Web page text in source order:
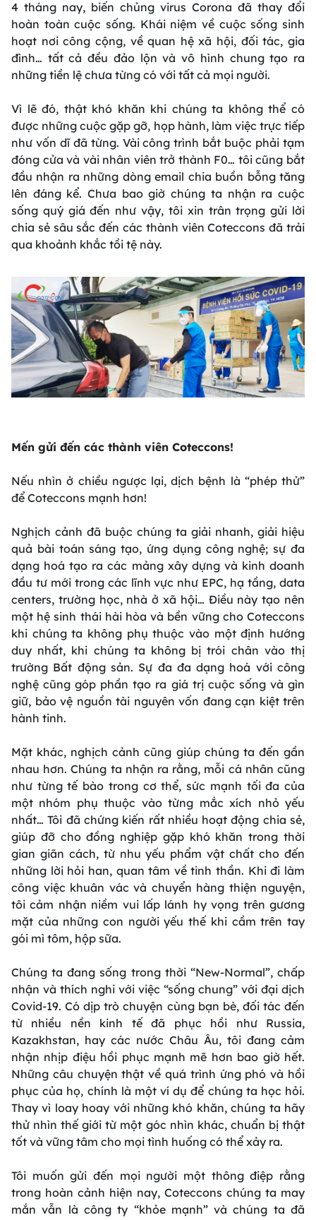
4 tháng nay, biến chủng virus Corona đã thay đổi
hoàn toàn cuộc sống. Khái niệm về cuộc sống sinh
hoạt nơi công cộng, về quan hệ xã hội, đối tác, gia
đình… tất cả đều đảo lộn và vô hình chung tạo ra
những tiền lệ chưa từng có với tất cả mọi người.
Vì lẽ đó, thật khó khăn khi chúng ta không thể có
được những cuộc gặp gỡ, họp hành, làm việc trực tiếp
như vốn dĩ đã từng. Vài công trình bắt buộc phải tạm
đóng cửa và vài nhân viên trở thành F0… tôi cũng bắt
đầu nhận ra những dòng email chia buồn bỗng tăng
lên đáng kể. Chưa bao giờ chúng ta nhận ra cuộc
sống quý giá đến như vậy, tôi xin trân trọng gửi lời
chia sẻ sâu sắc đến các thành viên Coteccons đã trải
qua khoảnh khắc tồi tệ này.
Mến gửi đến các thành viên Coteccons!
Nếu nhìn ở chiều ngược lại, dịch bệnh là “phép thử”
để Coteccons mạnh hơn!
Nghịch cảnh đã buộc chúng ta giải nhanh, giải hiệu
quả bài toán sáng tạo, ứng dụng công nghệ; sự đa
dạng hoá tạo ra các mảng xây dựng và kinh doanh
đầu tư mới trong các lĩnh vực như EPC, hạ tầng, data
centers, trường học, nhà ở xã hội… Điều này tạo nên
một hệ sinh thái hài hòa và bền vững cho Coteccons
khi chúng ta không phụ thuộc vào một định hướng
duy nhất, khi chúng ta không bị trói chân vào thị
trường Bất động sản. Sự đa đa dạng hoá với công
nghệ cũng góp phần tạo ra giá trị cuộc sống và gìn
giữ, bảo vệ nguồn tài nguyên vốn đang cạn kiệt trên
hành tinh.
Mặt khác, nghịch cảnh cũng giúp chúng ta đến gần
nhau hơn. Chúng ta nhận ra rằng, mỗi cá nhân cũng
như từng tế bào trong cơ thể, sức mạnh tối đa của
một nhóm phụ thuộc vào từng mắc xích nhỏ yếu
nhất… Tôi đã chứng kiến rất nhiều hoạt động chia sẻ,
giúp đỡ cho đồng nghiệp gặp khó khăn trong thời
gian giãn cách, từ nhu yếu phẩm vật chất cho đến
những lời hỏi han, quan tâm về tinh thần. Khi đi làm
công việc khuân vác và chuyển hàng thiện nguyện,
tôi cảm nhận niềm vui lấp lánh hy vọng trên gương
mặt của những con người yếu thế khi cầm trên tay
gói mì tôm, hộp sữa.
Chúng ta đang sống trong thời “New-Normal”, chấp
nhận và thích nghi với việc “sống chung” với đại dịch
Covid-19. Có dịp trò chuyện cùng bạn bè, đối tác đến
từ nhiều nền kinh tế đã phục hồi như Russia,
Kazakhstan, hay các nước Châu Âu, tôi đang cảm
nhận nhịp điệu hồi phục mạnh mẽ hơn bao giờ hết.
Những câu chuyện thật về quá trình ứng phó và hồi
phục của họ, chính là một ví dụ để chúng ta học hỏi.
Thay vì loay hoay với những khó khăn, chúng ta hãy
thử nhìn thế giới từ một góc nhìn khác, chuẩn bị thật
tốt và vững tâm cho mọi tình huống có thể xảy ra.
Tôi muốn gửi đến mọi người một thông điệp rằng
trong hoàn cảnh hiện nay, Coteccons chúng ta may
mắn vẫn là công ty “khỏe mạnh” và chúng ta đã